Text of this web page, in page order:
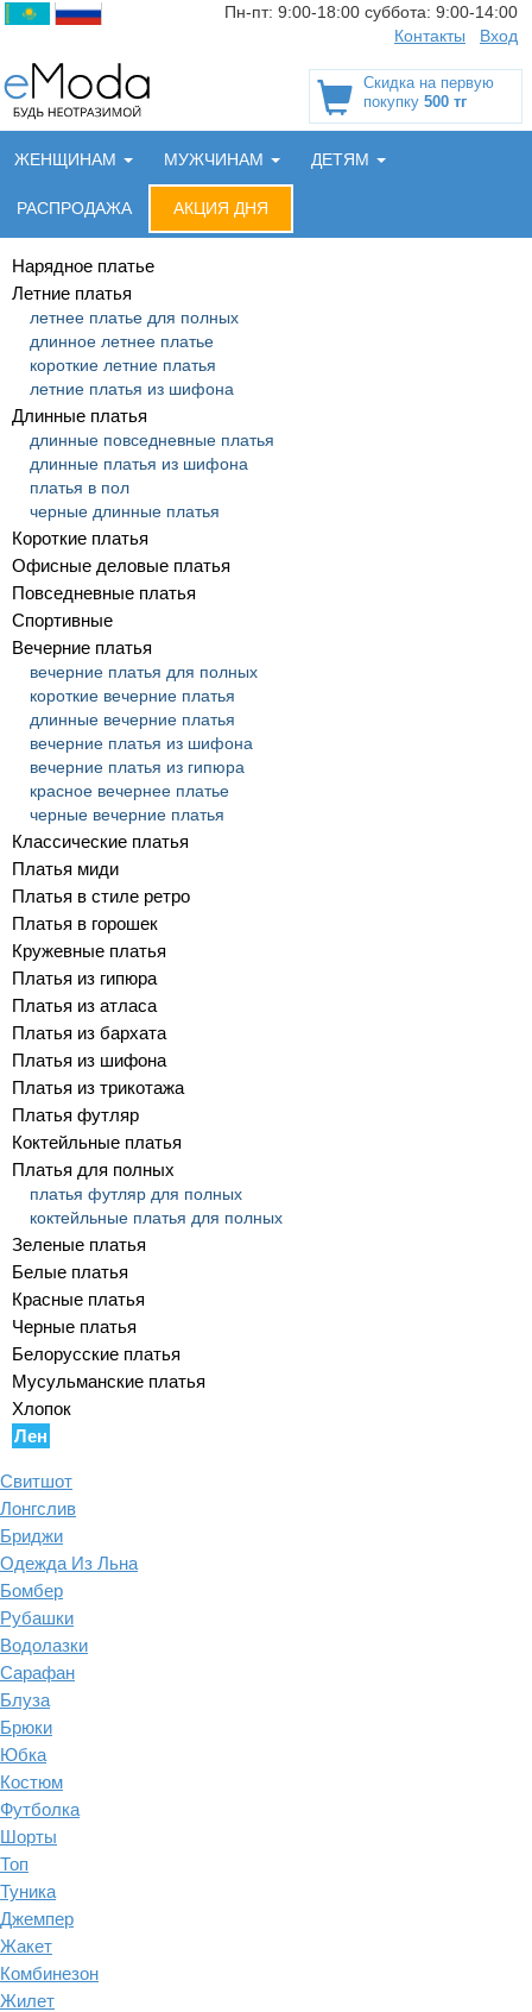
Пн-пт: 9:00-18:00 суббота: 9:00-14:00
Контакты
Вход
Скидка на первую
покупку 500 тг
ЖЕНЩИНАМ МУЖЧИНАМ ДЕТЯМ
РАСПРОДАЖА АКЦИЯ ДНЯ
Нарядное платье
Летние платья
летнее платье для полных
длинное летнее платье
короткие летние платья
летние платья из шифона
Длинные платья
длинные повседневные платья
длинные платья из шифона
платья в пол
черные длинные платья
Короткие платья
Офисные деловые платья
Повседневные платья
Спортивные
Вечерние платья
вечерние платья для полных
короткие вечерние платья
длинные вечерние платья
вечерние платья из шифона
вечерние платья из гипюра
красное вечернее платье
черные вечерние платья
Классические платья
Платья миди
Платья в стиле ретро
Платья в горошек
Кружевные платья
Платья из гипюра
Платья из атласа
Платья из бархата
Платья из шифона
Платья из трикотажа
Платья футляр
Коктейльные платья
Платья для полных
платья футляр для полных
коктейльные платья для полных
Зеленые платья
Белые платья
Красные платья
Черные платья
Белорусские платья
Мусульманские платья
Хлопок
Лен
Свитшот
Лонгслив
Бриджи
Одежда Из Льна
Бомбер
Рубашки
Водолазки
Сарафан
Блуза
Брюки
Юбка
Костюм
Футболка
Шорты
Топ
Туника
Джемпер
Жакет
Комбинезон
Жилет